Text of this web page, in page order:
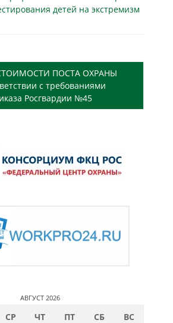
детей на экстремизм
ПОСТА ОХРАНЫ
с требованиями
Росгвардии №45
АВГУСТ 2026
СР ЧТ ПТ СБ
ВС